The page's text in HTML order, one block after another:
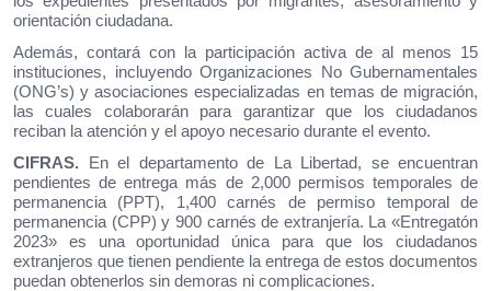
orientación ciudadana.
Además, contará con la participación activa de al menos 15
instituciones, incluyendo Organizaciones No Gubernamentales
(ONG’s) y asociaciones especializadas en temas de migración,
las cuales colaborarán para garantizar que los ciudadanos
reciban la atención y el apoyo necesario durante el evento.
CIFRAS.
En el departamento de La Libertad, se encuentran
pendientes de entrega más de 2,000 permisos temporales de
permanencia (PPT), 1,400 carnés de permiso temporal de
permanencia (CPP) y 900 carnés de extranjería. La «Entregatón
2023» es una oportunidad única para que los ciudadanos
extranjeros que tienen pendiente la entrega de estos documentos
puedan obtenerlos sin demoras ni complicaciones.